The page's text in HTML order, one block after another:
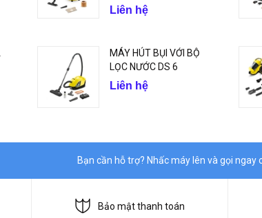
Liên hệ
MÁY HÚT BỤI VỚI BỘ
LỌC NƯỚC DS 6
Liên hệ
Bạn cần hỗ trợ? Nhấc máy lên và gọi ngay
Bảo mật thanh toán